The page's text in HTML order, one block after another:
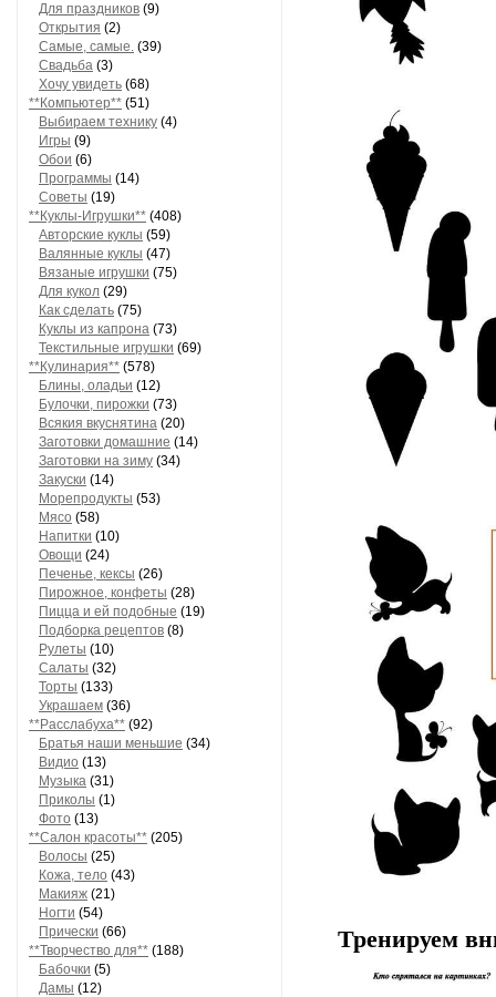
Для праздников (9)
Открытия (2)
Самые, самые. (39)
Свадьба (3)
Хочу увидеть (68)
**Компьютер** (51)
Выбираем технику (4)
Игры (9)
Обои (6)
Программы (14)
Советы (19)
**Куклы-Игрушки** (408)
Авторские куклы (59)
Валянные куклы (47)
Вязаные игрушки (75)
Для кукол (29)
Как сделать (75)
Куклы из капрона (73)
Текстильные игрушки (69)
**Кулинария** (578)
Блины, оладьи (12)
Булочки, пирожки (73)
Всякия вкуснятина (20)
Заготовки домашние (14)
Заготовки на зиму (34)
Закуски (14)
Морепродукты (53)
Мясо (58)
Напитки (10)
Овощи (24)
Печенье, кексы (26)
Пирожное, конфеты (28)
Пицца и ей подобные (19)
Подборка рецептов (8)
Рулеты (10)
Салаты (32)
Торты (133)
Украшаем (36)
**Расслабуха** (92)
Братья наши меньшие (34)
Видио (13)
Музыка (31)
Приколы (1)
Фото (13)
**Салон красоты** (205)
Волосы (25)
Кожа, тело (43)
Макияж (21)
Ногти (54)
Прически (66)
**Творчество для** (188)
Бабочки (5)
Дамы (12)
Тренируем